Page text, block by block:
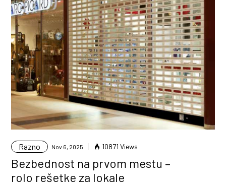
Razno Nov 6, 2025 10871 Views
Bezbednost na prvom mestu –
rolo rešetke za lokale